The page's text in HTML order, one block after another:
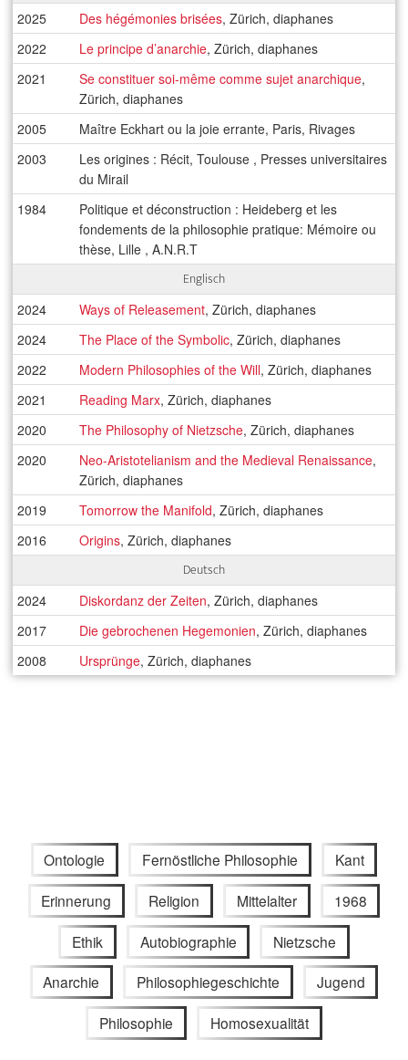
2025 Des hégémonies brisées, Zürich, diaphanes
2022
Le principe d’anarchie, Zürich, diaphanes
2021
Se constituer soi-même comme sujet anarchique,
Zürich, diaphanes
2005
Maître Eckhart ou la joie errante, Paris, Rivages
2003
Les origines : Récit, Toulouse , Presses universitaires
du Mirail
1984
Politique et déconstruction : Heideberg et les
fondements de la philosophie pratique: Mémoire ou
thèse, Lille , A.N.R.T
Englisch
2024 Ways of Releasement, Zürich, diaphanes
2024
The Place of the Symbolic, Zürich, diaphanes
2022
Modern Philosophies of the Will, Zürich, diaphanes
2021
Reading Marx, Zürich, diaphanes
2020
The Philosophy of Nietzsche, Zürich, diaphanes
2020
Neo-Aristotelianism and the Medieval Renaissance,
Zürich, diaphanes
2019
Tomorrow the Manifold, Zürich, diaphanes
2016
Origins, Zürich, diaphanes
Deutsch
2024 Diskordanz der Zeiten, Zürich, diaphanes
2017
Die gebrochenen Hegemonien, Zürich, diaphanes
2008
Ursprünge, Zürich, diaphanes
Ontologie Fernöstliche Philosophie Kant
Erinnerung Religion Mittelalter 1968
Ethik Autobiographie Nietzsche
Anarchie Philosophiegeschichte Jugend
Philosophie Homosexualität